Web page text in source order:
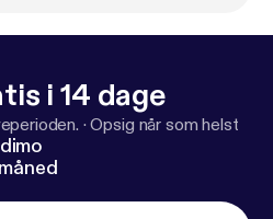
i 14 dage
·Opsig når som helst